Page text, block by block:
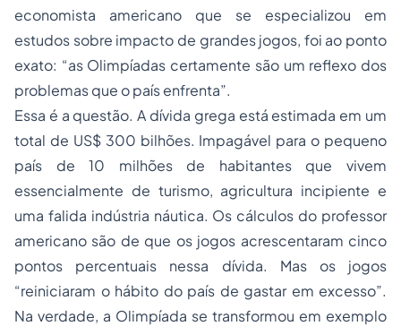
economista americano que se especializou em
estudos sobre impacto de grandes jogos, foi ao ponto
exato: “as Olimpíadas certamente são um reflexo dos
problemas que o país enfrenta”.
Essa é a questão. A dívida grega está estimada em um
total de US$ 300 bilhões. Impagável para o pequeno
país de 10 milhões de habitantes que vivem
essencialmente de turismo, agricultura incipiente e
uma falida indústria náutica. Os cálculos do professor
americano são de que os jogos acrescentaram cinco
pontos percentuais nessa dívida. Mas os jogos
“reiniciaram o hábito do país de gastar em excesso”.
Na verdade, a Olimpíada se transformou em exemplo